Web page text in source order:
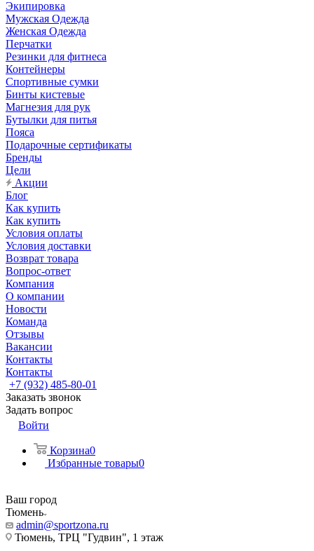
Экипировка
Мужская Одежда
Женская Одежда
Перчатки
Резинки для фитнеса
Контейнеры
Спортивные сумки
Бинты кистевые
Магнезия для рук
Бутылки для питья
Пояса
Подарочные сертификаты
Бренды
Цели
Акции
Блог
Как купить
Как купить
Условия оплаты
Условия доставки
Возврат товара
Вопрос-ответ
Компания
О компании
Новости
Команда
Отзывы
Вакансии
Контакты
Контакты
+7 (932) 485-80-01
Заказать звонок
Задать вопрос
Войти
Корзина0
Избранные товары0
Ваш город
Тюмень
admin@sportzona.ru
Тюмень, ТРЦ "Гудвин", 1 этаж